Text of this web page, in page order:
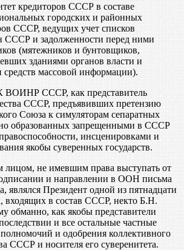
кредиторов СССР в составе
городских и районных
СССР, ведущих учет списков
СССР и задолженности перед ними
(мятежников и бунтовщиков,
зданиями органов власти и
массовой информации).
ВОИНР СССР, как представитель
СССР, предъявивших претензию
Союза к симуляторам сепаратных
образованных запрещенными в СССР
инсценировками и
якобы суверенных государств.
не имевшим права выступать от
и направлении в ООН письма
являлся Президент одной из пятнадцати
входящих в состав СССР, некто Б.Н.
обманно, как якобы представители
и все остальные частные
и одобрения коллективного
СССР и носителя его суверенитета.